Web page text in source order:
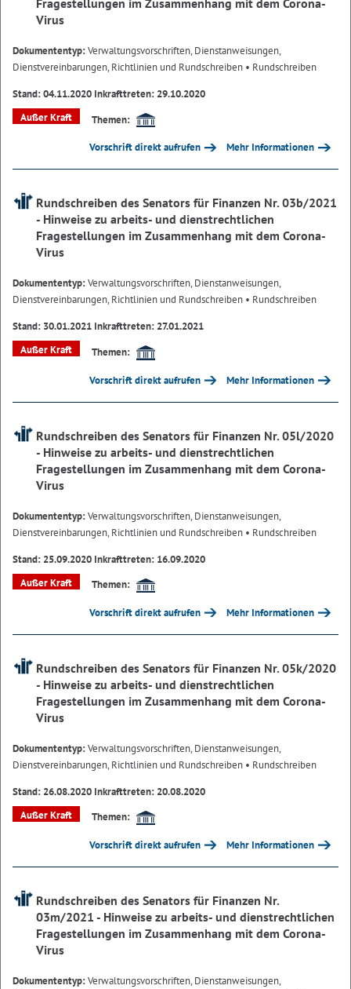
Fragestellungen im Zusammenhang mit dem Corona-
Virus
Dokumententyp:Verwaltungsvorschriften, Dienstanweisungen,
Dienstvereinbarungen, Richtlinien und Rundschreiben • Rundschreiben
Stand: 04.11.2020 Inkrafttreten: 29.10.2020
Außer Kraft
Themen:
Vorschrift direkt aufrufen Mehr Informationen
Rundschreiben des Senators für Finanzen Nr. 03b/2021
- Hinweise zu arbeits- und dienstrechtlichen
Fragestellungen im Zusammenhang mit dem Corona-
Virus
Dokumententyp:Verwaltungsvorschriften, Dienstanweisungen,
Dienstvereinbarungen, Richtlinien und Rundschreiben • Rundschreiben
Stand: 30.01.2021 Inkrafttreten: 27.01.2021
Außer Kraft
Themen:
Vorschrift direkt aufrufen Mehr Informationen
Rundschreiben des Senators für Finanzen Nr. 05l/2020
- Hinweise zu arbeits- und dienstrechtlichen
Fragestellungen im Zusammenhang mit dem Corona-
Virus
Dokumententyp:Verwaltungsvorschriften, Dienstanweisungen,
Dienstvereinbarungen, Richtlinien und Rundschreiben • Rundschreiben
Stand: 25.09.2020 Inkrafttreten: 16.09.2020
Außer Kraft
Themen:
Vorschrift direkt aufrufen Mehr Informationen
Rundschreiben des Senators für Finanzen Nr. 05k/2020
- Hinweise zu arbeits- und dienstrechtlichen
Fragestellungen im Zusammenhang mit dem Corona-
Virus
Dokumententyp:Verwaltungsvorschriften, Dienstanweisungen,
Dienstvereinbarungen, Richtlinien und Rundschreiben • Rundschreiben
Stand: 26.08.2020 Inkrafttreten: 20.08.2020
Außer Kraft
Themen:
Vorschrift direkt aufrufen Mehr Informationen
Rundschreiben des Senators für Finanzen Nr.
03m/2021 - Hinweise zu arbeits- und dienstrechtlichen
Fragestellungen im Zusammenhang mit dem Corona-
Virus
Dokumententyp:Verwaltungsvorschriften, Dienstanweisungen,